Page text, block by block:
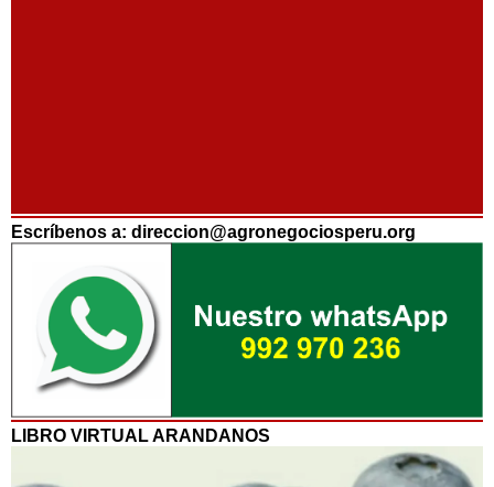
Escríbenos a: direccion@agronegociosperu.org
LIBRO VIRTUAL ARANDANOS